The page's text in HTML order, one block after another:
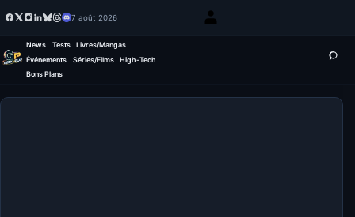
7 août 2026
News Tests
Livres/Mangas
Événements
Séries/Films
High-Tech
Bons Plans